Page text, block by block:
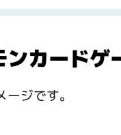
ンカードゲ
ジです。